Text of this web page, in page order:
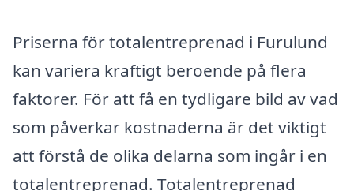
Priserna för totalentreprenad i Furulund
kan variera kraftigt beroende på flera
faktorer. För att få en tydligare bild av vad
som påverkar kostnaderna är det viktigt
att förstå de olika delarna som ingår i en
totalentreprenad. Totalentreprenad